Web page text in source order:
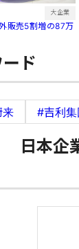
大企業
販売5割増の87万
ド
来 #吉利集
日本企